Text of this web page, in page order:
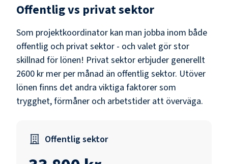
Offentlig vs privat sektor
Som projektkoordinator kan man jobba inom både
offentlig och privat sektor - och valet gör stor
skillnad för lönen! Privat sektor erbjuder generellt
2600 kr mer per månad än offentlig sektor. Utöver
lönen finns det andra viktiga faktorer som
trygghet, förmåner och arbetstider att överväga.
Offentlig sektor